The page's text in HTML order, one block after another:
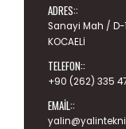
ADRES::
Sanayi Mah / D-
KOCAELİ
TELEFON::
+90 (262) 335
EMAIL::